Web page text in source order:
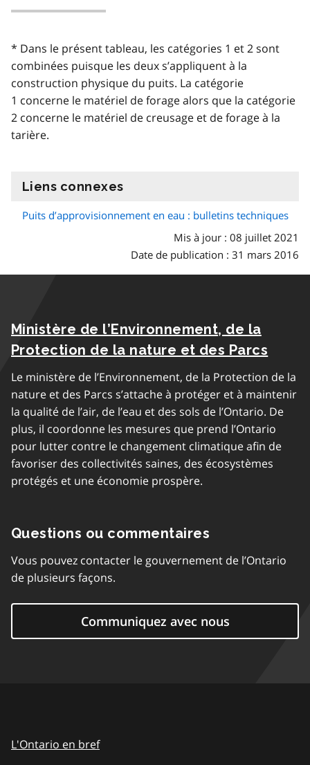
* Dans le présent tableau, les catégories 1 et 2 sont
combinées puisque les deux s’appliquent à la
construction physique du puits. La catégorie
1 concerne le matériel de forage alors que la catégorie
2 concerne le matériel de creusage et de forage à la
tarière.
Liens connexes
Puits d’approvisionnement en eau : bulletins techniques
Mis à jour : 08 juillet 2021
Date de publication : 31 mars 2016
Ministère de l’Environnement, de la
Protection de la nature et des Parcs
Le ministère de l’Environnement, de la Protection de la
nature et des Parcs s’attache à protéger et à maintenir
la qualité de l’air, de l’eau et des sols de l’Ontario. De
plus, il coordonne les mesures que prend l’Ontario
pour lutter contre le changement climatique afin de
favoriser des collectivités saines, des écosystèmes
protégés et une économie prospère.
Questions ou commentaires
Vous pouvez contacter le gouvernement de l’Ontario
de plusieurs façons.
Communiquez avec nous
L'Ontario en bref